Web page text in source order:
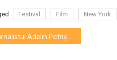
Festival Film New York
Adelin Petrişor la Serile Clujul Cultural, prima ediţie!